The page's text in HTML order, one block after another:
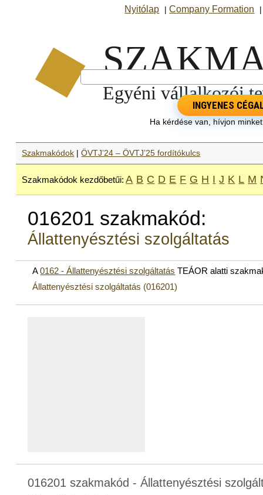
Nyitólap |Company Formation
INGYENES
Ha kérdése van, hívjon
Szakmakódok |ÖVTJ’24 – ÖVTJ’25 fordítókulcs
Szakmakódok kezdőbetűi: A B C D E F G H I J K L M
016201 szakmakód:
Állattenyésztési szolgáltatás
A0162 - Állattenyésztési szolgáltatás TEÁOR alatti
Állattenyésztési szolgáltatás (016201)
016201 szakmakód - Állattenyésztési